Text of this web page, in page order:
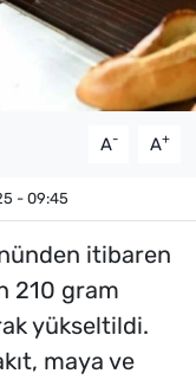
A- A+
- 09:45
itibaren
210 gram
yükseltildi.
maya ve